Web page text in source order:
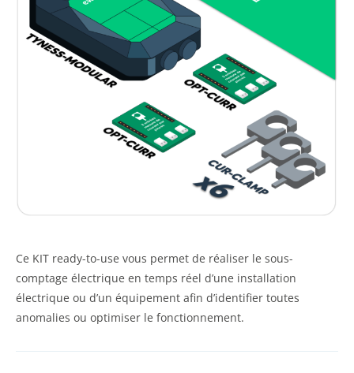
Ce KIT ready-to-use vous permet de réaliser le sous-
comptage électrique en temps réel d’une installation
électrique ou d’un équipement afin d’identifier toutes
anomalies ou optimiser le fonctionnement.